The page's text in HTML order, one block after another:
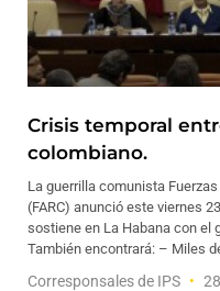
Crisis temporal
colombiano.
La guerrilla comunista
(FARC) anunció este viernes
sostiene en La Habana con el
También encontrará: – Miles
Corresponsales de IPS